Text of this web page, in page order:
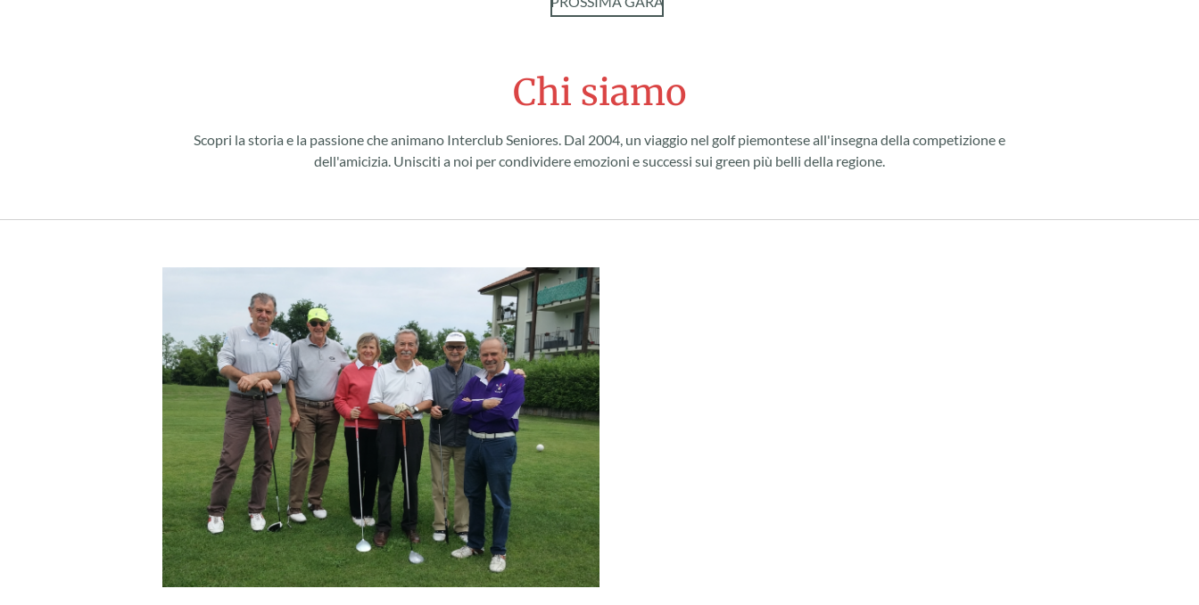
Chi siamo
Scopri la storia e la passione che animano Interclub Seniores. Dal 2004, un viaggio nel golf piemontese all'insegna della competizione e
dell'amicizia. Unisciti a noi per condividere emozioni e successi sui green più belli della regione.